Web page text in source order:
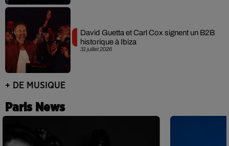
31 juillet 2026
David Guetta et Carl Cox signent un B2B
historique à Ibiza
+ DE MUSIQUE
Paris News